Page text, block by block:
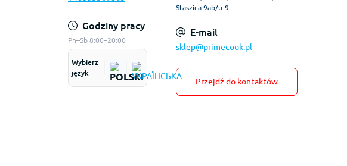
Godziny pracy
Pn–Sb 8:00–20:00
Wybierz
język
Staszica 9ab/u-9
E-mail
sklep@primecook.pl
Przejdź do kontaktów